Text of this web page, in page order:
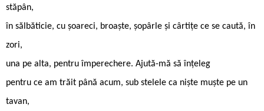
stăpân,
în sălbăticie, cu șoareci, broaște, șopârle și cârtițe ce se caută, în
zori,
una pe alta, pentru împerechere. Ajută-mă să înțeleg
pentru ce am trăit până acum, sub stelele ca niște muște pe un
tavan,